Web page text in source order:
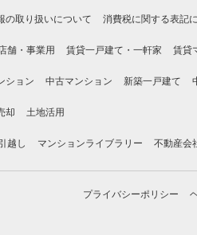
の取り扱いについて 消費税に関する表記
店舗・事業用 賃貸一戸建て・一軒家 賃貸
ション 中古マンション 新築一戸建て
却 土地活用
越し マンションライブラリー 不動産会
プライバシーポリシー